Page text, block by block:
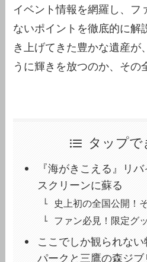
イベント情報を網羅し、フ
ないポイントを徹底的に解
き上げてきた豊かな遺産が
うに輝きを放つのか、その
タップで
『海がきこえる』リ
スクリーンに蘇る
史上初の全国公開！
ファン必見！限定グ
ここでしか観られな
パークと三鷹の森ジブ